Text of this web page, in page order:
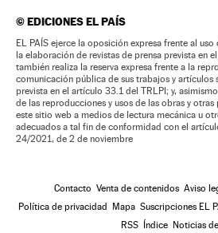
©EDICIONES EL PAÍS
EL PAÍS ejerce la oposición expresa frente al
la elaboración de revistas de prensa prevista en
también realiza la reserva expresa frente a la
comunicación pública de sus trabajos y artículos
prevista en el artículo 33.1 del TRLPI; y,
de las reproducciones y usos de las obras y
este sitio web a medios de lectura mecánica u
adecuados a tal fin de conformidad con el
24/2021, de 2 de noviembre
Contacto Venta de contenidos Aviso
Política de privacidad
Mapa Suscripciones EL
RSS
Índice Noticias